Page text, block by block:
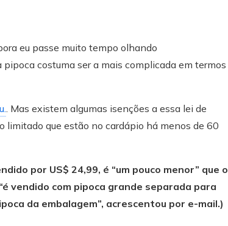
eu passe muito tempo olhando
costuma ser a mais complicada em termos
. Mas existem algumas isenções a essa lei de
limitado que estão no cardápio há menos de 60
por US$ 24,99, é “um pouco menor” que o
vendido com pipoca grande separada para
da embalagem”, acrescentou por e-mail.)